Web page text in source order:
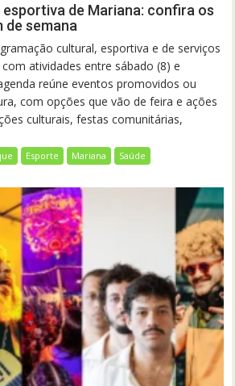
de Mariana: confira os
de semana
cultural, esportiva e de serviços
atividades entre sábado (8) e
reúne eventos promovidos ou
com opções que vão de feira e ações
culturais, festas comunitárias,
Esporte Mariana Saúde